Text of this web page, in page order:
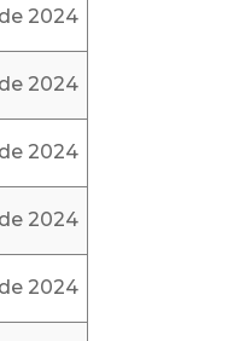
2024
2024
2024
2024
2024